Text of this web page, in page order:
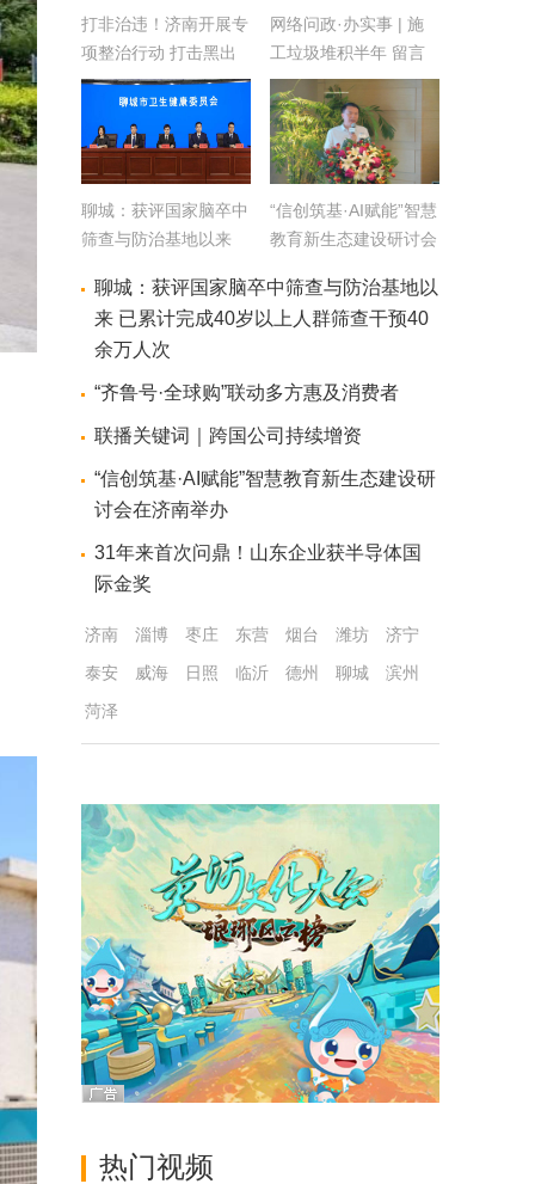
打非治违！济南开展专
项整治行动 打击黑出
租等违法行为
网络问政·办实事 | 施
工垃圾堆积半年 留言
后清理完毕
聊城：获评国家脑卒中
筛查与防治基地以来
群筛查干预40余万人次
“信创筑基·AI赋能”智慧
教育新生态建设研讨会
聊城：获评国家脑卒中筛查与防治基地以
来 已累计完成40岁以上人群筛查干预40
余万人次
“齐鲁号·全球购”联动多方惠及消费者
联播关键词｜跨国公司持续增资
“信创筑基·AI赋能”智慧教育新生态建设研
讨会在济南举办
31年来首次问鼎！山东企业获半导体国
际金奖
济南 淄博 枣庄 东营 烟台 潍坊
济宁
泰安
威海 日照 临沂 德州 聊城
滨州
菏泽
热门视频